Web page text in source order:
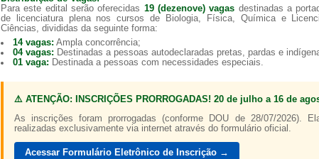
Para este edital serão oferecidas 19 (dezenove) vagas destinadas a
de licenciatura plena nos cursos de Biologia, Física, Química e
Ciências, divididas da seguinte forma:
14 vagas: Ampla concorrência;
04 vagas: Destinadas a pessoas autodeclaradas pretas, pardas e
01 vaga: Destinada a pessoas com necessidades especiais.
⚠️ ATENÇÃO: INSCRIÇÕES PRORROGADAS! 20 de julho a 16 de
As inscrições foram prorrogadas (conforme DOU de 28/07/2026).
realizadas exclusivamente via internet através do formulário oficial.
Acessar Formulário Eletrônico de Inscrição →
https://www.youtube.com/channel/